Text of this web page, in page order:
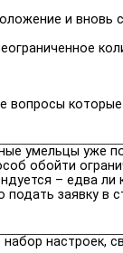
и
умельцы уже
обойти
– едва
заявку
настроек,